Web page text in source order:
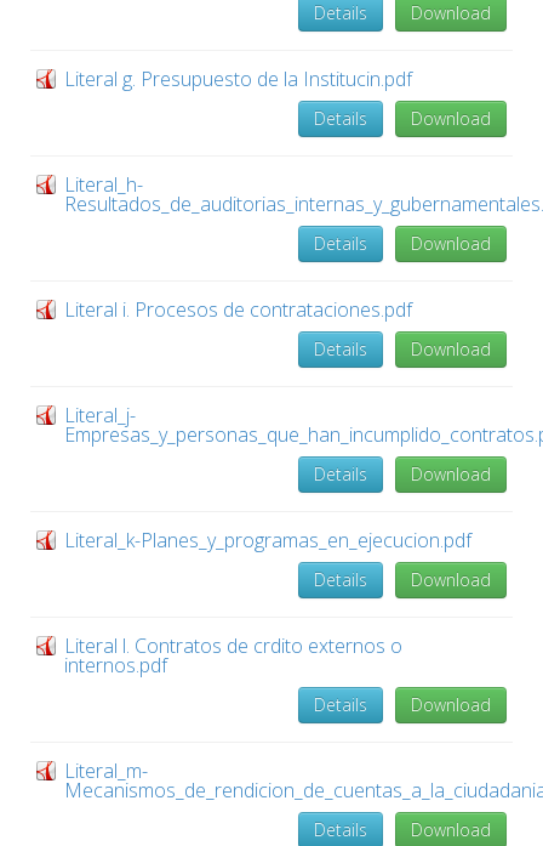
Download
Details
Literal g. Presupuesto de la Institucin.pdf
Download
Details
Literal_h-
Download
Details
Literal i. Procesos de contrataciones.pdf
Download
Details
Literal_j-
Download
Details
Literal_k-Planes_y_programas_en_ejecucion.pdf
Download
Details
Literal l. Contratos de crdito externos o
internos.pdf
Download
Details
Literal_m-
Download
Details